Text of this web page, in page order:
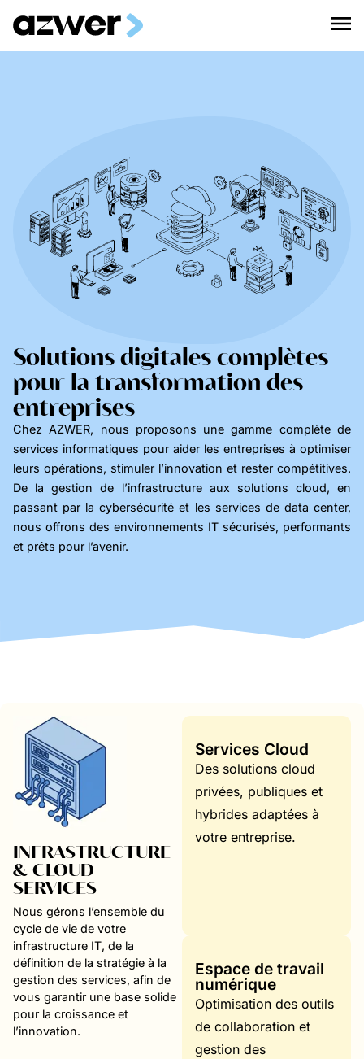
Solutions digitales complètes
pour la transformation des
entreprises
Chez AZWER, nous proposons une gamme complète de
services informatiques pour aider les entreprises à optimiser
leurs opérations, stimuler l’innovation et rester compétitives.
De la gestion de l’infrastructure aux solutions cloud, en
passant par la cybersécurité et les services de data center,
nous offrons des environnements IT sécurisés, performants
et prêts pour l’avenir.
INFRASTRUCTURE
& CLOUD
SERVICES
Nous gérons l’ensemble du
cycle de vie de votre
infrastructure IT, de la
définition de la stratégie à la
gestion des services, afin de
vous garantir une base solide
pour la croissance et
l’innovation.
Services Cloud
Des solutions cloud
privées, publiques et
hybrides adaptées à
votre entreprise.
Espace de travail
numérique
Optimisation des outils
de collaboration et
gestion des